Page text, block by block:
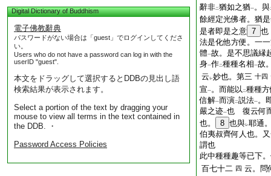
Digital Dictionary of Buddhism
電子佛教辭典
パスワードがない場合は「guest」でログインしてくださ
い。
Users who do not have a password can log in with the
userID "guest".
本文をドラッグして選択するとDDBの見出し語
検索結果が表示されます。
Select a portion of the text by dragging your
mouse to view all terms in the text contained in
the DDB. ・
Password Access Policies
辭非二猶如之猶一。與
餘經定光佛者。猶
是者即是之意 7 也
法是化他方便。一
體一故。是不思議縁
身一作二種種名相一故
云 レ妙也。第三 十四
宣一。而能以 二種種
信解一而演二説法一。
嚴之迹一也 復云何
也。
8 也與レ耶通
伯夷叔齊何人也。
謂也
此中種種趣等已下
百七十二 四 云。問